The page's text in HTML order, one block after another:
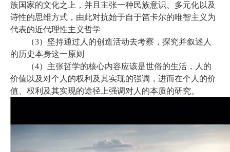
族国家的文化之上，并且主张一种民族意识、多元化以及
诗性的思维方式，由此对抗始于自于笛卡尔的唯智主义为
代表的近代理性主义哲学
（3）坚持通过人的创造活动去考察，探究并叙述人
的历史本身这一原则
（4）主张哲学的核心内容应该是世俗的生活，人的
价值以及对个人的权利及其实现的强调，进而在个人的价
值、权利及其实现的途径上强调对人的本质的研究。